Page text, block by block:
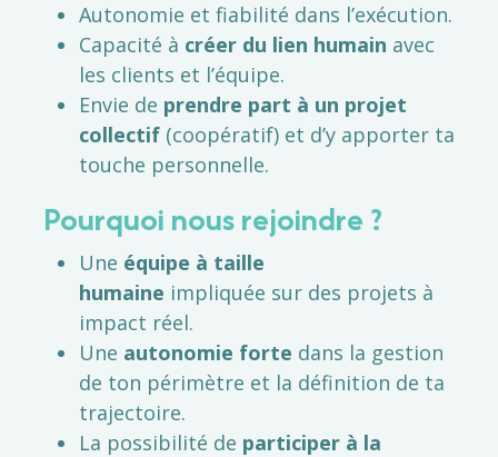
Autonomie et fiabilité dans l’exécution.
Capacité à créer du lien humain avec
les clients et l’équipe.
Envie de prendre part à un projet
collectif (coopératif) et d’y apporter ta
touche personnelle.
Pourquoi nous rejoindre ?
Une équipe à taille
humaine impliquée sur des projets à
impact réel.
Une autonomie forte dans la gestion
de ton périmètre et la définition de ta
trajectoire.
La possibilité de participer à la